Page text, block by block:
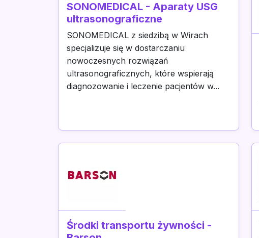
SONOMEDICAL - Aparaty USG
ultrasonograficzne
SONOMEDICAL z siedzibą w Wirach
specjalizuje się w dostarczaniu
nowoczesnych rozwiązań
ultrasonograficznych, które wspierają
diagnozowanie i leczenie pacjentów w...
Środki transportu żywności -